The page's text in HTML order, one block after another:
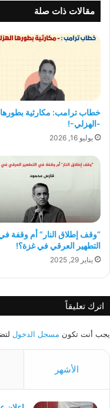
مقالات ذات صلة
خطاب ترامب: مكارثية بطورها
-الهزلي-!
يوليو 16, 2026
“وقف إطلاق النار” أم وقفة
التطهير العرقي في غزة؟!
يناير 29, 2025
اترك تعليقاً
يجب أنت تكون مسجل الدخول
الأشهر